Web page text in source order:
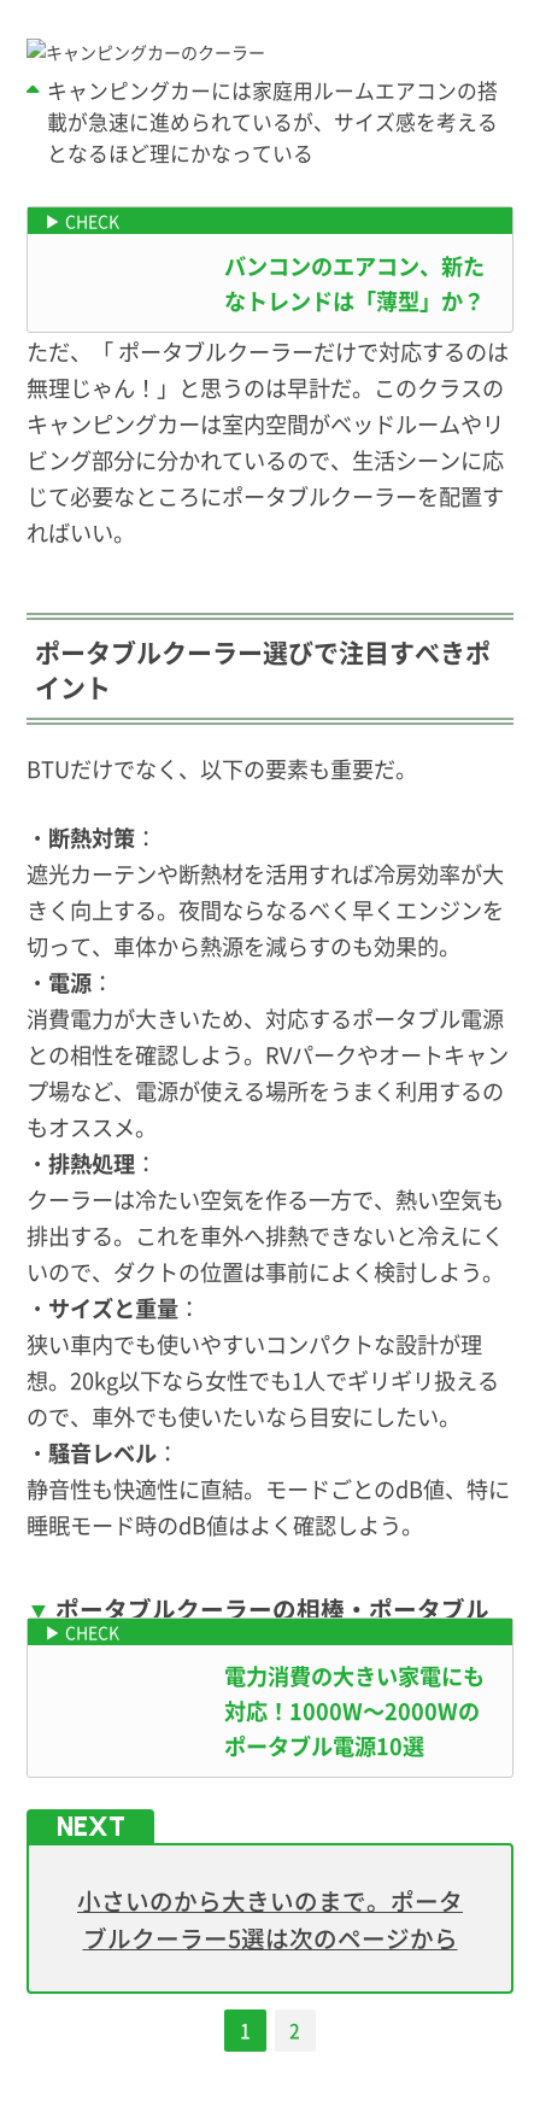
キャンピングカーには家庭用ルームエアコンの搭
載が急速に進められているが、サイズ感を考える
となるほど理にかなっている
キャンピングカーのクーラー事情
バンコンのエアコン、新た
なトレンドは「薄型」か？
ただ、「 ポータブルクーラーだけで対応するのは
無理じゃん！」と思うのは早計だ。このクラスの
キャンピングカーは室内空間がベッドルームやリ
ビング部分に分かれているので、生活シーンに応
じて必要なところにポータブルクーラーを配置す
ればいい。
ポータブルクーラー選びで注目すべきポ
イント
BTUだけでなく、以下の要素も重要だ。
・ 断熱対策 ：
遮光カーテンや断熱材を活用すれば冷房効率が大
きく向上する。夜間ならなるべく早くエンジンを
切って、車体から熱源を減らすのも効果的。
・ 電源 ：
消費電力が大きいため、対応するポータブル電源
との相性を確認しよう。RVパークやオートキャン
プ場など、電源が使える場所をうまく利用するの
もオススメ。
・排熱処理 ：
クーラーは冷たい空気を作る一方で、熱い空気も
排出する。これを車外へ排熱できないと冷えにく
いので、ダクトの位置は事前によく検討しよう。
・ サイズと重量 ：
狭い車内でも使いやすいコンパクトな設計が理
想。20kg以下なら女性でも1人でギリギリ扱える
ので、車外でも使いたいなら目安にしたい。
・ 騒音レベル ：
静音性も快適性に直結。モードごとのdB値、特に
睡眠モード時のdB値はよく確認しよう。
ポータブルクーラーの相棒・ポータブル
電源についてはこちら
電力消費の大きい家電にも
対応！1000W〜2000Wの
ポータブル電源10選
小さいのから大きいのまで。ポータ
ブルクーラー5選は次のページから
1 2